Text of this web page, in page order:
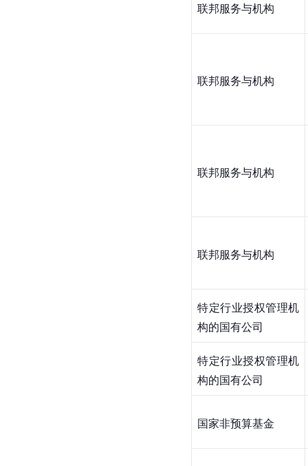
联邦服务与机构
联邦服务与机构
联邦服务与机构
联邦服务与机构
特定行业授权管理机
构的国有公司
特定行业授权管理机
构的国有公司
国家非预算基金